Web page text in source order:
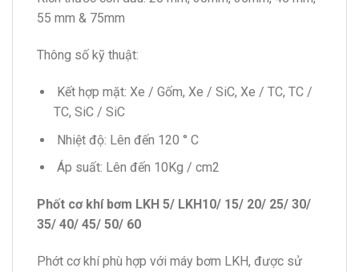
55 mm & 75mm
Thông số kỹ thuật:
Kết hợp mặt: Xe / Gốm, Xe / SiC, Xe / TC, TC /
TC, SiC / SiC
Nhiệt độ: Lên đến 120 ° C
Áp suất: Lên đến 10Kg / cm2
Phốt cơ khí bơm LKH 5/ LKH10/ 15/ 20/ 25/ 30/
35/ 40/ 45/ 50/ 60
Phớt cơ khí phù hợp với máy bơm LKH, được sử